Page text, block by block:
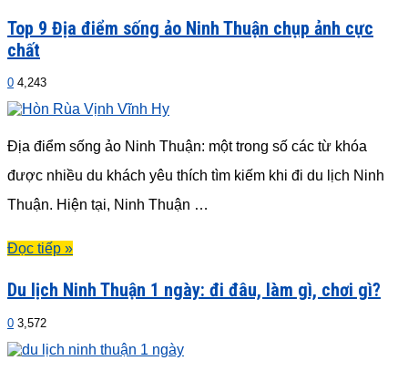
Top 9 Địa điểm sống ảo Ninh Thuận chụp ảnh cực
chất
0 4,243
Địa điểm sống ảo Ninh Thuận: một trong số các từ khóa
được nhiều du khách yêu thích tìm kiếm khi đi du lịch Ninh
Thuận. Hiện tại, Ninh Thuận …
Đọc tiếp »
Du lịch Ninh Thuận 1 ngày: đi đâu, làm gì, chơi gì?
0 3,572